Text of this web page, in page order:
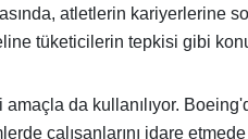
atletlerin kariyerlerine
tüketicilerin tepkisi gibi
amaçla da kullanılıyor.
çalışanlarını idare